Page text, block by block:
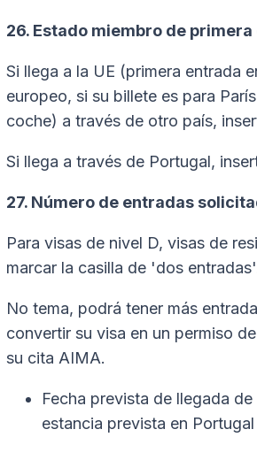
26. Estado miembro de
Si llega a la UE (primera entrada
europeo, si su billete es para
coche) a través de otro país,
Si llega a través de Portugal,
27. Número de entradas
Para visas de nivel D, visas de
marcar la casilla de 'dos
No tema, podrá tener más
convertir su visa en un permiso
su cita AIMA.
Fecha prevista de llegada de
estancia prevista en Portugal